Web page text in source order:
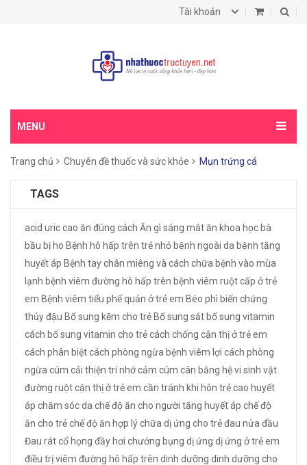
Tài khoản
MENU
Trang chủ Chuyên đề thuốc và sức khỏe Mụn trứng cá
TAGS
acid uric cao ăn đúng cách Ăn gì sáng mắtăn khoa học bà
bầu bị ho Bệnh hô hấp trên trẻ nhỏ bệnh ngoài da bệnh tăng
huyết áp Bệnh tay chân miêng và cách chữa bệnh vào mùa
lạnh bệnh viêm đường hô hấp trên bệnh viêm ruột cấp ở trẻ
em Bệnh viêm tiểu phế quản ở trẻ em Béo phì biến chứng
thủy đậu Bổ sung kẽm cho trẻ Bổ sung sắt bổ sung vitamin
cách bổ sung vitamin cho trẻcách chống cận thị ở trẻ em
cách phân biệtcách phòng ngừa bệnh viêm lợi cách phòng
ngừa cúm cải thiện trí nhớcảm cúm cân bằng hệ vi sinh vật
đường ruộtcận thị ở trẻ em cần tránh khi hôn trẻcao huyết
áp chăm sóc da chế độ ăn cho người tăng huyết áp chế độ
ăn cho trẻchế độ ăn hợp lýchữa dị ứng cho trẻđau nửa đầu
Đau rát cổ họng đầy hơi chướng bụng dị ứng dị ứng ở trẻ em
điều trị viêm đường hô hấp trên dinh dưỡng dinh dưỡng cho